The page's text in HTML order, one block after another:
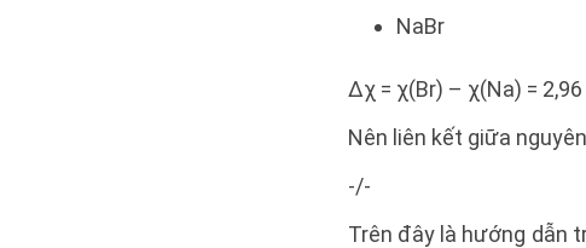
NaBr
∆χ = χ(Br) – χ(Na) =
Nên liên kết giữa
-/-
Trên đây là hướng dẫn